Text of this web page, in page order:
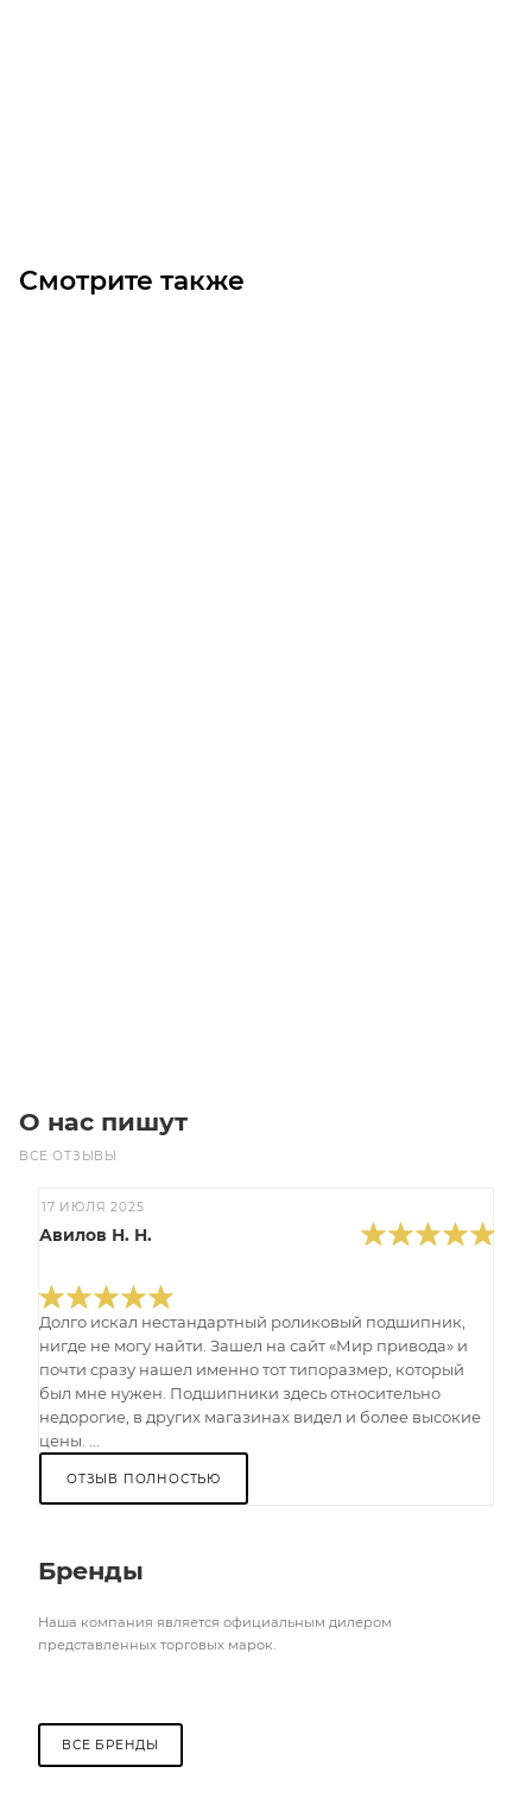
Смотрите также
О нас пишут
ВСЕ ОТЗЫВЫ
17 ИЮЛЯ 2025
Авилов Н. Н.
Долго искал нестандартный роликовый подшипник,
нигде не могу найти. Зашел на сайт «Мир привода» и
почти сразу нашел именно тот типоразмер, который
был мне нужен. Подшипники здесь относительно
недорогие, в других магазинах видел и более высокие
цены. ...
ОТЗЫВ ПОЛНОСТЬЮ
Бренды
Наша компания является официальным дилером
представленных торговых марок.
ВСЕ БРЕНДЫ